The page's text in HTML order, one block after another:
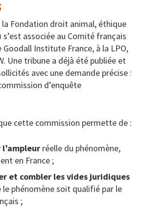
la Fondation droit animal, éthique
s’est associée au Comité français
Goodall Institute France, à la LPO,
Une tribune a déjà été publiée et
avec une demande précise :
d’enquête
cette commission permette de :
l’ampleur réelle du phénomène,
en France ;
et combler les vides juridiques
le phénomène soit qualifié par le
;